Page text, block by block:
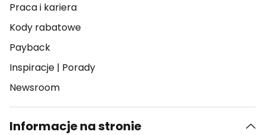
Praca i kariera
Kody rabatowe
Payback
Inspiracje | Porady
Newsroom
Informacje na stronie